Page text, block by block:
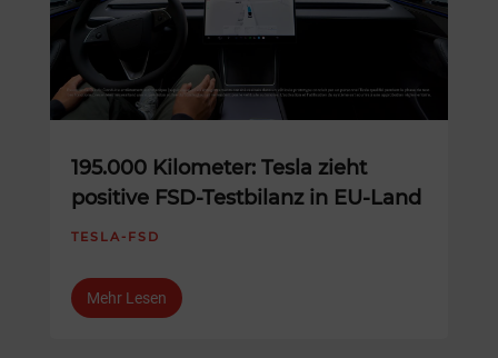
195.000 Kilometer: Tesla zieht
positive FSD-Testbilanz in EU-Land
TESLA-FSD
Mehr Lesen